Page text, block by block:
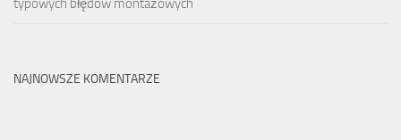
typowych błędów montażowych
NAJNOWSZE KOMENTARZE